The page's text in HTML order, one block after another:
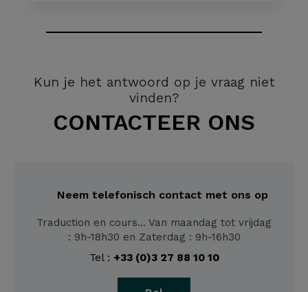
Kun je het antwoord op je vraag niet
vinden?
CONTACTEER ONS
Neem telefonisch contact met ons op
Traduction en cours... Van maandag tot vrijdag
: 9h-18h30 en Zaterdag : 9h-16h30
Tel : +33 (0)3 27 88 10 10